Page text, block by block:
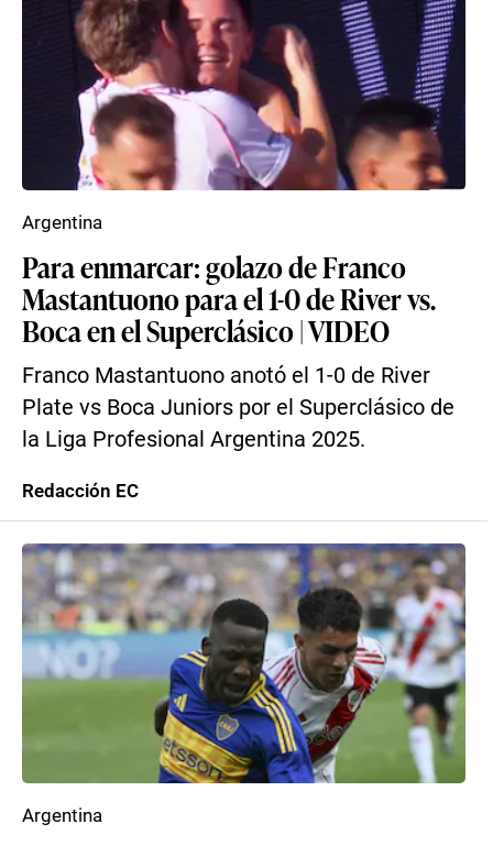
Para enmarcar: golazo de Franco
Mastantuono para el 1-0 de River vs.
Boca en el Superclásico | VIDEO
Franco Mastantuono anotó el 1-0 de River
Plate vs Boca Juniors por el Superclásico de
la Liga Profesional Argentina 2025.
Argentina
Redacción EC
Argentina